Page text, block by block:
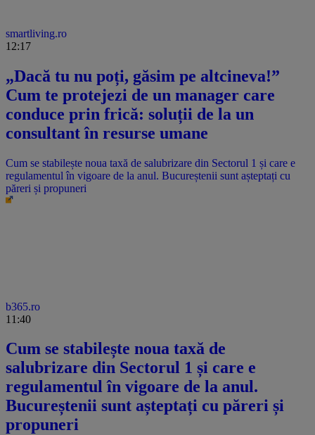
smartliving.ro
12:17
„Dacă tu nu poți, găsim pe altcineva!”
Cum te protejezi de un manager care
conduce prin frică: soluții de la un
consultant în resurse umane
Cum se stabilește noua taxă de salubrizare din Sectorul 1 și care e
regulamentul în vigoare de la anul. Bucureștenii sunt așteptați cu
păreri și propuneri
b365.ro
11:40
Cum se stabilește noua taxă de
salubrizare din Sectorul 1 și care e
regulamentul în vigoare de la anul.
Bucureștenii sunt așteptați cu păreri și
propuneri